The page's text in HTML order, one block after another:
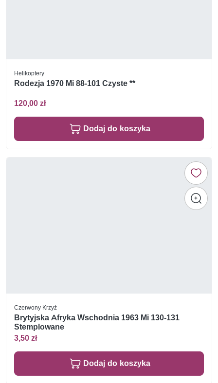
Helikoptery
Rodezja 1970 Mi 88-101 Czyste **
120,00 zł
Dodaj do koszyka
Czerwony Krzyż
Brytyjska Afryka Wschodnia 1963 Mi 130-131
Stemplowane
3,50 zł
Dodaj do koszyka